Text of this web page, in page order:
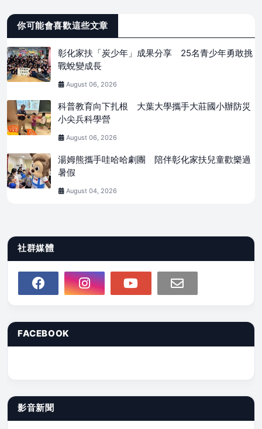
你可能會喜歡這些文章
彰化家扶「炭少年」成果分享 25名青少年勇敢挑
戰蛻變成長
August 06, 2026
科普教育向下扎根 大葉大學攜手大莊國小辦防災
小尖兵科學營
August 06, 2026
湯姆熊攜手哇哈哈劇團 陪伴彰化家扶兒童歡樂過
暑假
August 04, 2026
社群媒體
FACEBOOK
影音新聞